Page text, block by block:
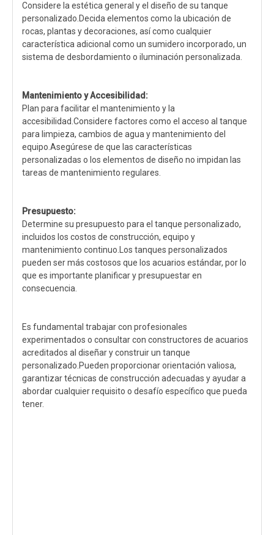
Considere la estética general y el diseño de su tanque
personalizado.Decida elementos como la ubicación de
rocas, plantas y decoraciones, así como cualquier
característica adicional como un sumidero incorporado, un
sistema de desbordamiento o iluminación personalizada.
Mantenimiento y Accesibilidad:
Plan para facilitar el mantenimiento y la
accesibilidad.Considere factores como el acceso al tanque
para limpieza, cambios de agua y mantenimiento del
equipo.Asegúrese de que las características
personalizadas o los elementos de diseño no impidan las
tareas de mantenimiento regulares.
Presupuesto:
Determine su presupuesto para el tanque personalizado,
incluidos los costos de construcción, equipo y
mantenimiento continuo.Los tanques personalizados
pueden ser más costosos que los acuarios estándar, por lo
que es importante planificar y presupuestar en
consecuencia.
Es fundamental trabajar con profesionales
experimentados o consultar con constructores de acuarios
acreditados al diseñar y construir un tanque
personalizado.Pueden proporcionar orientación valiosa,
garantizar técnicas de construcción adecuadas y ayudar a
abordar cualquier requisito o desafío específico que pueda
tener.